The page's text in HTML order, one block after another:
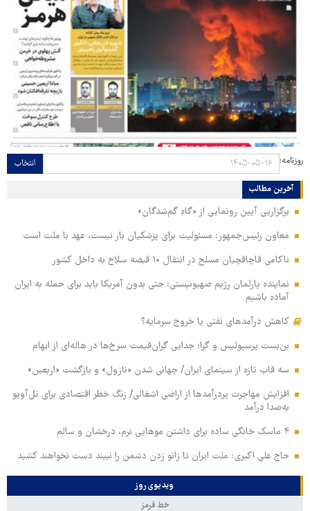
روزنامه: انتخاب
آخرین مطالب
برگزاریی آیین رونمایی از «گاهِ گم‌شدگان»
معاون رئیس‌جمهور: مسئولیت برای پزشکیان بار نیست، عهد با ملت است
ناکامی قاچاقچیان مسلح در انتقال ۱۰ قبضه سلاح به داخل کشور
نماینده پارلمان رژیم صهیونیستی: حتی بدون آمریکا باید برای حمله به ایران
آماده باشیم
کاهش درآمدهای نفتی یا خروج سرمایه؟
بن‌بست پرسپولیس و گرا؛ جدایی گران‌قیمت سرخ‌ها در هاله‌ای از ابهام
سه قاب تازه از سینمای ایران/ جهانی شدن «نازول» و بازگشت «اربعین»
افزایش مهاجرت پردرآمدها از اراضی اشغالی/ زنگ خطر اقتصادی برای تل‌آویو
به‌صدا درآمد
۴ ماسک خانگی ساده برای داشتن موهایی نرم، درخشان و سالم
حاج علی اکبری: ملت ایران تا زانو زدن دشمن را نبیند دست نخواهند کشید
ویدیوی روز
خط قرمز